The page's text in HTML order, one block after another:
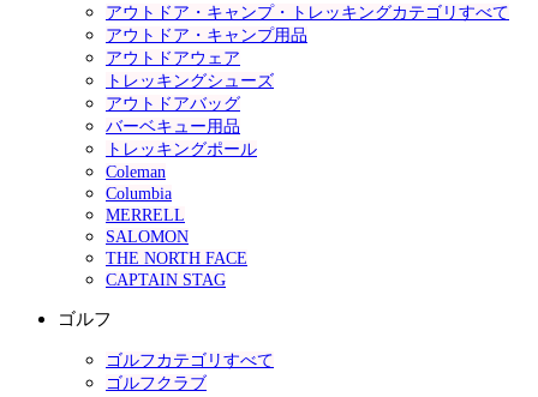
アウトドア・キャンプ・トレッキングカテゴリすべて
アウトドア・キャンプ用品
アウトドアウェア
トレッキングシューズ
アウトドアバッグ
バーベキュー用品
トレッキングポール
Coleman
Columbia
MERRELL
SALOMON
THE NORTH FACE
CAPTAIN STAG
ゴルフ
ゴルフカテゴリすべて
ゴルフクラブ